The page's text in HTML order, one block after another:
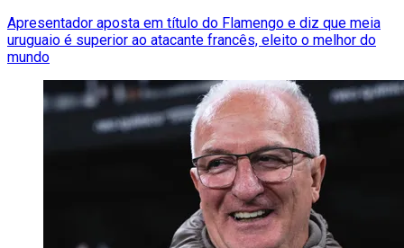
Apresentador aposta em título do Flamengo e diz que meia
uruguaio é superior ao atacante francês, eleito o melhor do
mundo